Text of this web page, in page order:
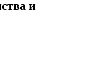
и